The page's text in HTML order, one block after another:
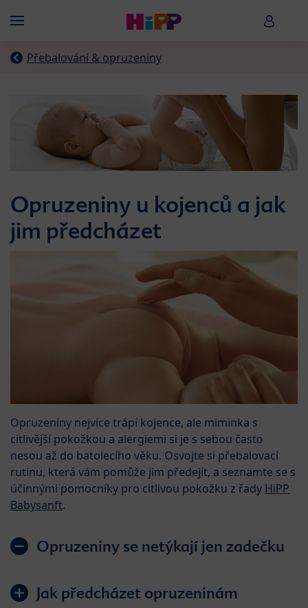
Menü HiPP
Přebalování & opruzeniny
Opruzeniny u kojenců a jak
jim předcházet
Opruzeniny nejvíce trápí kojence, ale miminka s
citlivější pokožkou a alergiemi si je s sebou často
nesou až do batolecího věku. Osvojte si přebalovací
rutinu, která vám pomůže jim předejít, a seznamte se s
účinnými pomocníky pro citlivou pokožku z řady HiPP
Babysanft.
Opruzeniny se netýkají jen zadečku
Jak předcházet opruzeninám